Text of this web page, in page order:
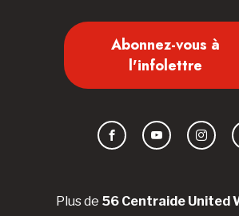
Plus de 56 Centraide United
Abonnez-vous à
l'infolettre
FacebookYouTube